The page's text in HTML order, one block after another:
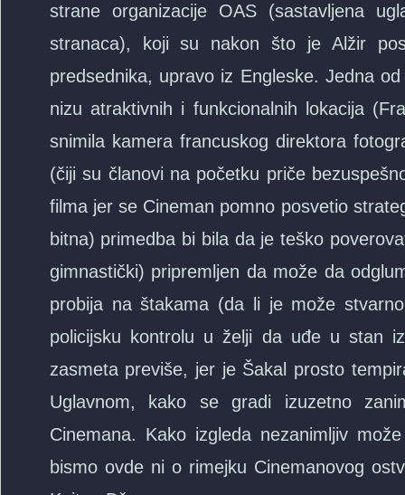
strane organizacije OAS (sastavljena
stranaca), koji su nakon što je Alžir
predsednika, upravo iz Engleske. Jedna
nizu atraktivnih i funkcionalnih lokacija
snimila kamera francuskog direktora
(čiji su članovi na početku priče
filma jer se Cineman pomno posvetio
bitna) primedba bi bila da je teško
gimnastički) pripremljen da može da
probija na štakama (da li je može
policijsku kontrolu u želji da uđe u stan
zasmeta previše, jer je Šakal prosto
Uglavnom, kako se gradi izuzetno
Cinemana. Kako izgleda nezanimljiv
bismo ovde ni o rimejku Cinemanovog